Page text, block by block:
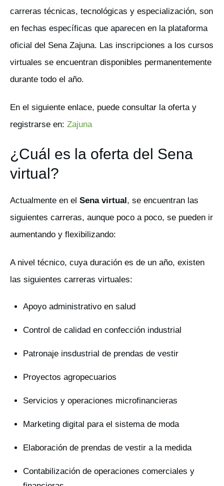
carreras técnicas, tecnológicas y especialización, son
en fechas específicas que aparecen en la plataforma
oficial del Sena Zajuna. Las inscripciones a los cursos
virtuales se encuentran disponibles permanentemente
durante todo el año.
En el siguiente enlace, puede consultar la oferta y
registrarse en: Zajuna
¿Cuál es la oferta del Sena
virtual?
Actualmente en el Sena virtual , se encuentran las
siguientes carreras, aunque poco a poco, se pueden ir
aumentando y flexibilizando:
A nivel técnico, cuya duración es de un año, existen
las siguientes carreras virtuales:
Apoyo administrativo en salud
Control de calidad en confección industrial
Patronaje insdustrial de prendas de vestir
Proyectos agropecuarios
Servicios y operaciones microfinancieras
Marketing digital para el sistema de moda
Elaboración de prendas de vestir a la medida
Contabilización de operaciones comerciales y